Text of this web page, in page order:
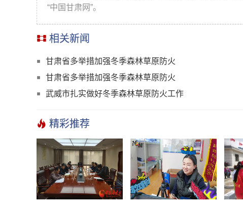
“中国甘肃网”。
相关新闻
甘肃省多举措加强冬季森林草原防火
甘肃省多举措加强冬季森林草原防火
武威市扎实做好冬季森林草原防火工作
精彩推荐